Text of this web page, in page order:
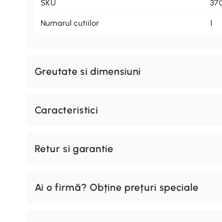
SKU
Numarul cutiilor 1
Greutate si dimensiuni
Caracteristici
Retur si garantie
Ai o firmă? Obține prețuri speciale